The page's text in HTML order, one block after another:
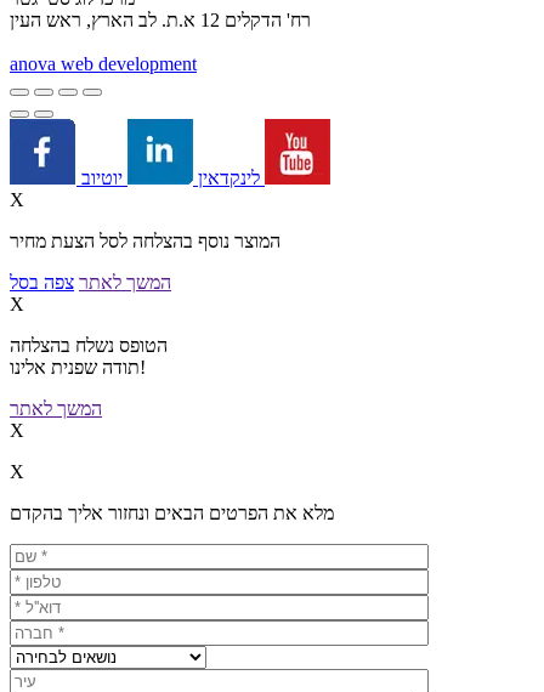
רח' הדקלים 12 א.ת. לב הארץ, ראש העין
anova web development
לינקדאין
X
המוצר נוסף בהצלחה לסל הצעת מחיר
המשך לאתר צפה בסל
X
הטופס נשלח בהצלחה
תודה שפנית אלינו!
המשך לאתר
X
X
מלא את הפרטים הבאים ונחזור אליך בהקדם